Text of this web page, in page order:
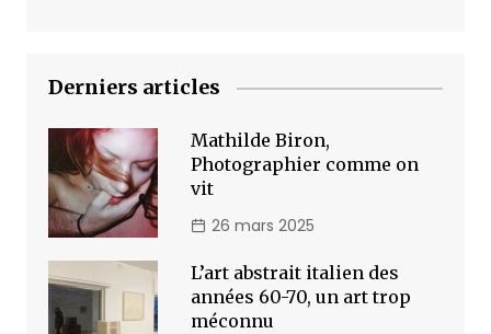
Derniers articles
Mathilde Biron,
Photographier comme on
vit
26 mars 2025
L’art abstrait italien des
années 60-70, un art trop
méconnu